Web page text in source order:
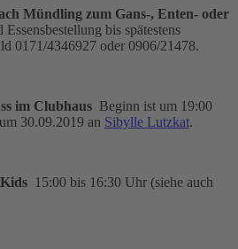
Mündling zum Gans-, Enten- oder
bis spätestens
0171/4346927 oder 0906/21478.
im Clubhaus Beginn ist um 19:00
30.09.2019 an Sibylle Lutzkat.
15:00 bis 16:30 Uhr (siehe auch